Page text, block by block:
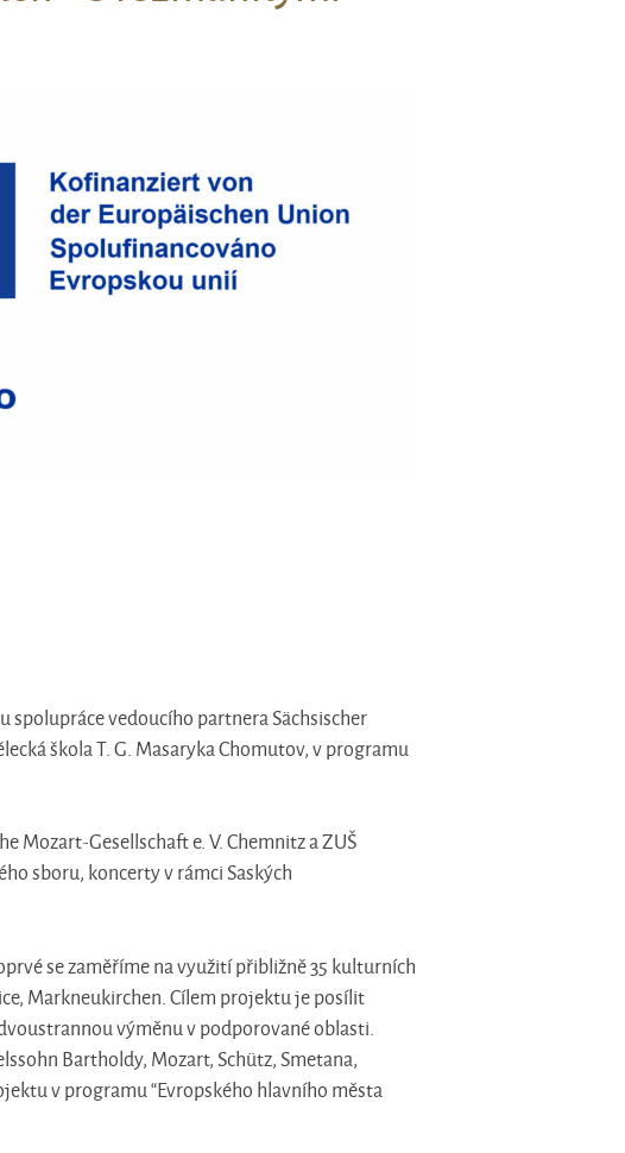
vedoucího partnera Sächsischer
škola T. G. Masaryka Chomutov, v programu
Mozart-Gesellschaft e. V. Chemnitz a ZUŠ
sboru, koncerty v rámci Saských
se zaměříme na využití přibližně 35 kulturních
Markneukirchen. Cílem projektu je posílit
výměnu v podporované oblasti.
Bartholdy, Mozart, Schütz, Smetana,
v programu “Evropského hlavního města